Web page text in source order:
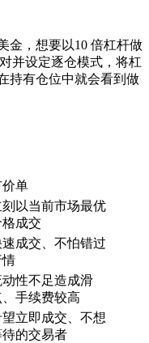
金，想要以10 倍杠杆做
并设定逐仓模式，将杠
持有仓位中就会看到做
价单
刻以当前市场最优
成交
速成交、不怕错过
情
动性不足造成滑
、手续费较高
望立即成交、不想
待的交易者